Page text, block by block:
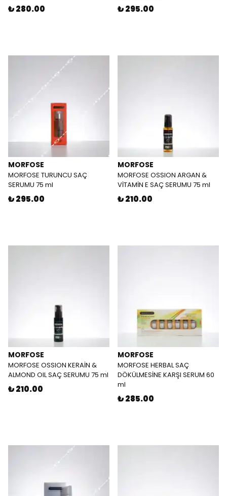
₺ 280.00 ₺ 295.00
MORFOSE
MORFOSE TURUNCU SAÇ
SERUMU 75 ml
₺ 295.00
MORFOSE
MORFOSE OSSION ARGAN &
VİTAMİN E SAÇ SERUMU 75 ml
₺ 210.00
MORFOSE
MORFOSE OSSION KERAİN &
ALMOND OIL SAÇ SERUMU 75 ml
₺ 210.00
MORFOSE
MORFOSE HERBAL SAÇ
DÖKÜLMESİNE KARŞI SERUM 60
ml
₺ 285.00